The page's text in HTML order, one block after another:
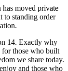
moved private
to standing order
14. Exactly why
for those who built
we share today.
and those who